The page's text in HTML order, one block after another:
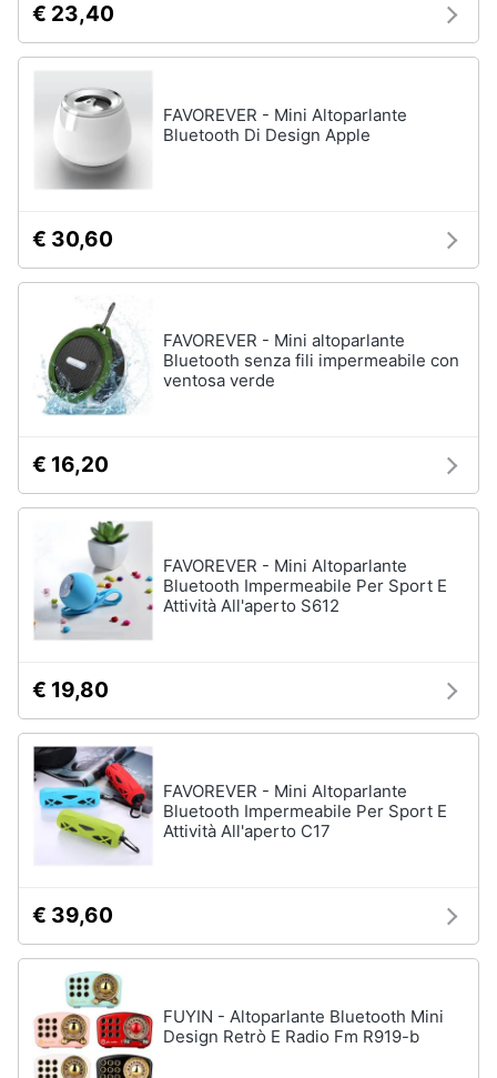
€ 23,40
FAVOREVER - Mini Altoparlante
Bluetooth Di Design Apple
€ 30,60
FAVOREVER - Mini altoparlante
Bluetooth senza fili impermeabile con
ventosa verde
€ 16,20
FAVOREVER - Mini Altoparlante
Bluetooth Impermeabile Per Sport E
Attività All'aperto S612
€ 19,80
FAVOREVER - Mini Altoparlante
Bluetooth Impermeabile Per Sport E
Attività All'aperto C17
€ 39,60
FUYIN - Altoparlante Bluetooth Mini
Design Retrò E Radio Fm R919-b